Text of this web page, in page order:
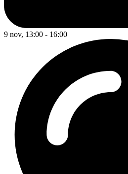
9 nov, 13:00 - 16:00